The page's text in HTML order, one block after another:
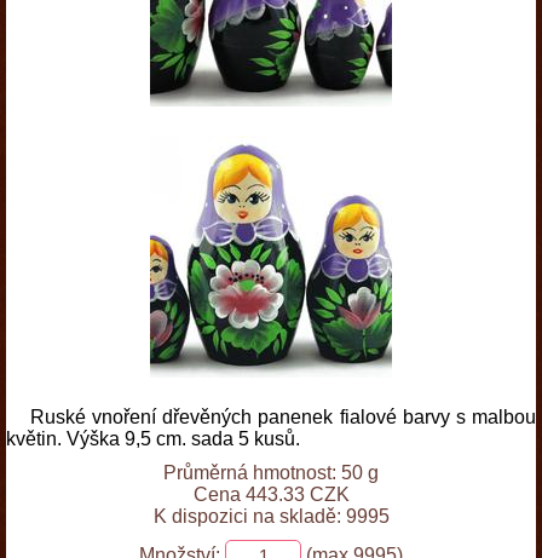
Ruské vnoření dřevěných panenek fialové barvy s malbou
květin. Výška 9,5 cm. sada 5 kusů.
Průměrná hmotnost: 50 g
Cena 443.33 CZK
K dispozici na skladě: 9995